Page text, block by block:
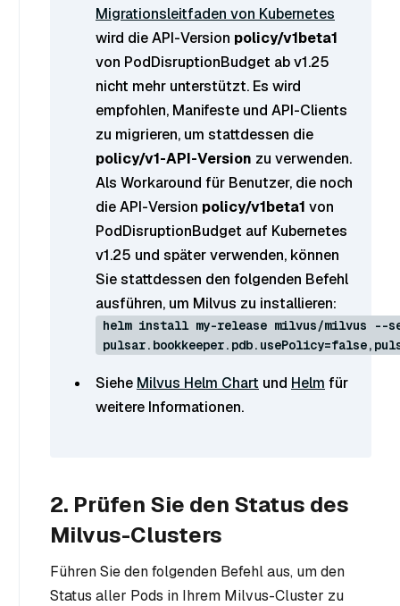
Migrationsleitfaden von Kubernetes
wird die API-Version policy/v1beta1
von PodDisruptionBudget ab v1.25
nicht mehr unterstützt. Es wird
empfohlen, Manifeste und API-Clients
zu migrieren, um stattdessen die
policy/v1-API-Version zu verwenden.
Als Workaround für Benutzer, die noch
die API-Version policy/v1beta1 von
PodDisruptionBudget auf Kubernetes
v1.25 und später verwenden, können
Sie stattdessen den folgenden Befehl
ausführen, um Milvus zu installieren:
helm install my-release milvus/milvus --
Siehe Milvus Helm Chart und Helm für
weitere Informationen.
2. Prüfen Sie den Status des
Milvus-Clusters
Führen Sie den folgenden Befehl aus, um den
Status aller Pods in Ihrem Milvus-Cluster zu